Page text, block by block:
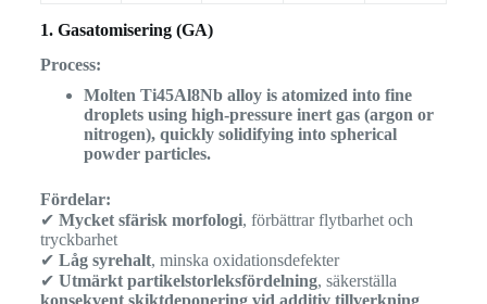
1. Gasatomisering (GA)
Process:
Molten Ti45Al8Nb alloy is atomized into fine
droplets using high-pressure inert gas (argon or
nitrogen), quickly solidifying into spherical
powder particles.
Fördelar:
✔ Mycket sfärisk morfologi, förbättrar flytbarhet och
tryckbarhet
✔ Låg syrehalt, minska oxidationsdefekter
✔ Utmärkt partikelstorleksfördelning, säkerställa